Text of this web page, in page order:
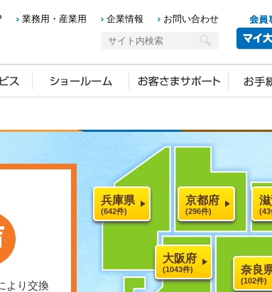
業務用・産業用 企業情報 お問い合わせ
より交換
兵庫県
(642件)
京都府
(296件) (43
大阪府
(1043件) 奈良
(102件)